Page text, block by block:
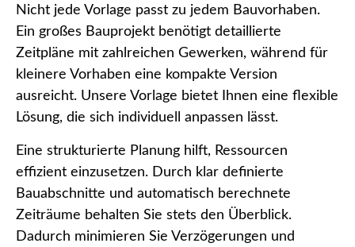
Nicht jede Vorlage passt zu jedem Bauvorhaben.
Ein großes Bauprojekt benötigt detaillierte
Zeitpläne mit zahlreichen Gewerken, während für
kleinere Vorhaben eine kompakte Version
ausreicht. Unsere Vorlage bietet Ihnen eine flexible
Lösung, die sich individuell anpassen lässt.
Eine strukturierte Planung hilft, Ressourcen
effizient einzusetzen. Durch klar definierte
Bauabschnitte und automatisch berechnete
Zeiträume behalten Sie stets den Überblick.
Dadurch minimieren Sie Verzögerungen und